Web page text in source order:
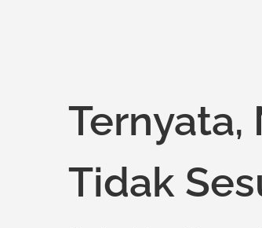
Tidak